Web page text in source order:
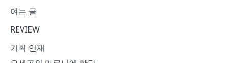
여는 글
REVIEW
기획 연재